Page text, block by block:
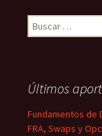
Buscar:
Últimos
Fundamentos de
FRA, Swaps y